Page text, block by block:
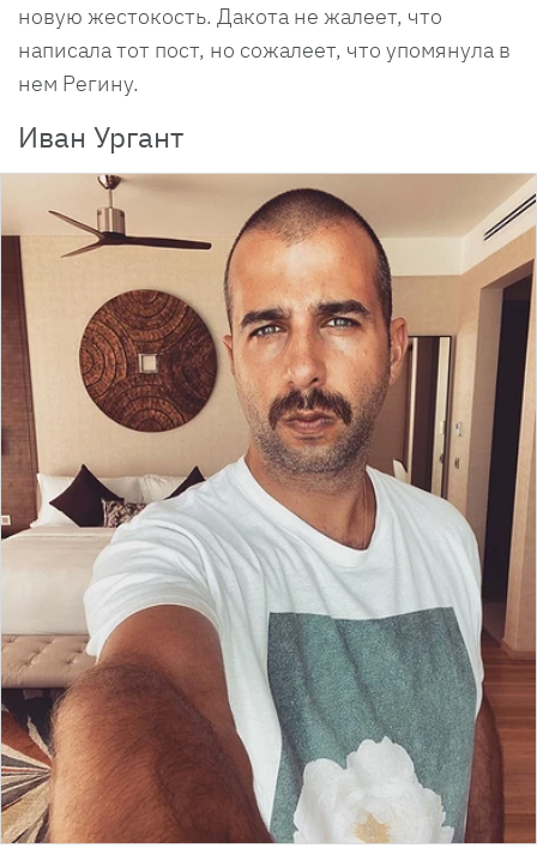
новую жестокость. Дакота не жалеет, что
написала тот пост, но сожалеет, что упомянула в
нем Регину.
Иван Ургант